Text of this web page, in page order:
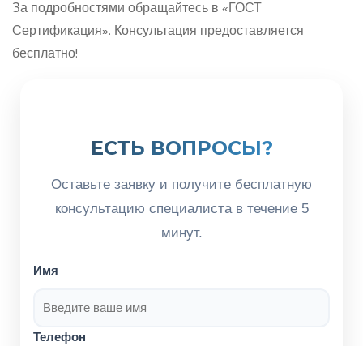
За подробностями обращайтесь в «ГОСТ
Сертификация». Консультация предоставляется
бесплатно!
ЕСТЬ ВОПРОСЫ?
Оставьте заявку и получите бесплатную
консультацию специалиста в течение 5
минут.
Имя
Телефон